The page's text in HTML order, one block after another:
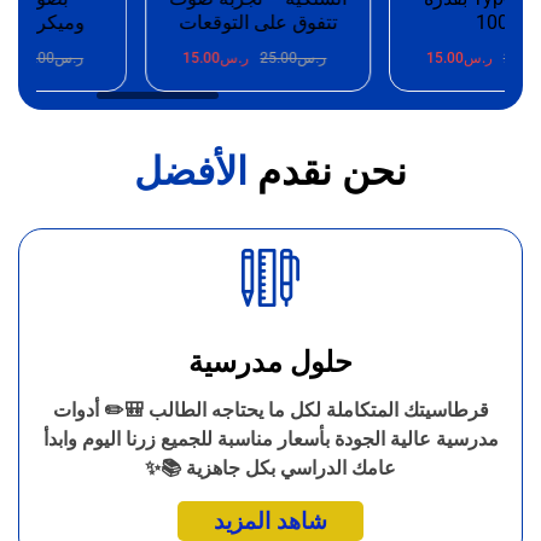
100W
ر.س15.00
تتفوق على التوقعات
ر.س25.00 ر.س15.00 ر.س25.00
نحن نقدم الأفضل
حلول مدرسية
قرطاسيتك المتكاملة لكل ما يحتاجه الطالب 🎒✏️ أدوات
مدرسية عالية الجودة بأسعار مناسبة للجميع زرنا اليوم وابدأ
عامك الدراسي بكل جاهزية 📚✨
شاهد المزيد